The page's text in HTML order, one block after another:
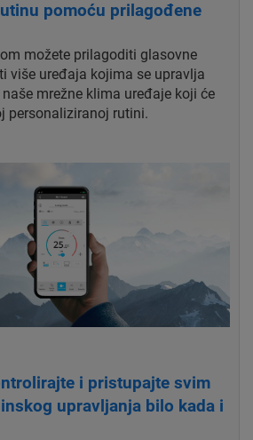
pomoću prilagođene
možete prilagoditi glasovne
više uređaja kojima se upravlja
mrežne klima uređaje koji će
personaliziranoj rutini.
i pristupajte svim
upravljanja bilo kada i